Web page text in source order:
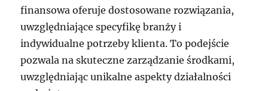
finansowa oferuje dostosowane rozwiązania,
uwzględniające specyfikę branży i
indywidualne potrzeby klienta. To podejście
pozwala na skuteczne zarządzanie środkami,
uwzględniając unikalne aspekty działalności